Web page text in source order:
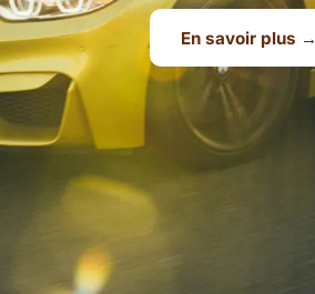
En savoir plus →